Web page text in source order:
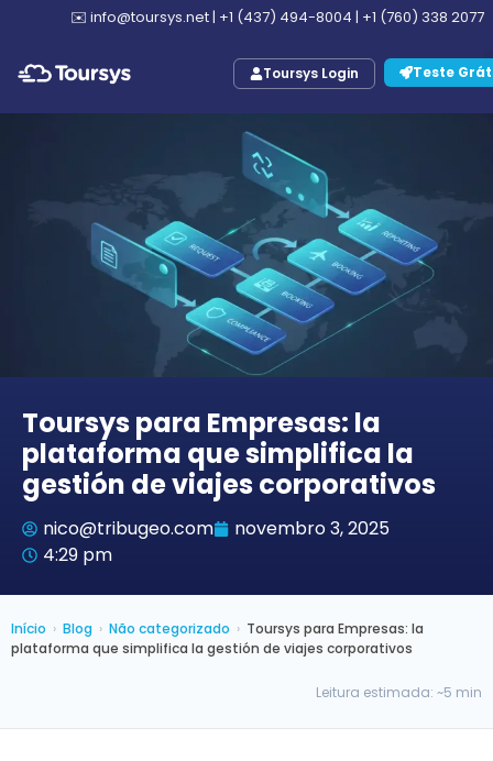
✉️ info@toursys.net| +1 (437) 494-8004 | +1 (760) 338 2077
Toursys Login Teste
Toursys para Empresas: la
plataforma que simplifica la
gestión de viajes corporativos
nico@tribugeo.com
novembro 3, 2025
4:29 pm
Início › Blog › Não categorizado › Toursys para Empresas: la
plataforma que simplifica la gestión de viajes corporativos
Leitura estimada: ~5 min